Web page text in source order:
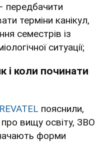
передбачити
терміни канікул,
семестрів із
ситуації;
і коли починати
пояснили,
вищу освіту, ЗВО
форми